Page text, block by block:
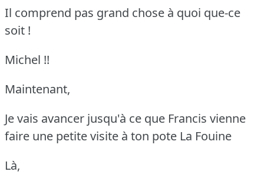
Il comprend pas grand chose à quoi que-ce
soit !
Michel !!
Maintenant,
Je vais avancer jusqu'à ce que Francis vienne
faire une petite visite à ton pote La Fouine
Là,